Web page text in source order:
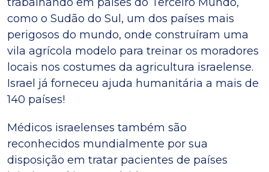
como o Sudão do Sul, um dos países mais
perigosos do mundo, onde construíram uma
vila agrícola modelo para treinar os moradores
locais nos costumes da agricultura israelense.
Israel já forneceu ajuda humanitária a mais de
140 países!
Médicos israelenses também são
reconhecidos mundialmente por sua
disposição em tratar pacientes de países